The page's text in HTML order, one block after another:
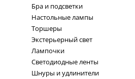
Бра и подсветки
Настольные лампы
Торшеры
Экстерьерный свет
Лампочки
Светодиодные ленты
Шнуры и удлинители